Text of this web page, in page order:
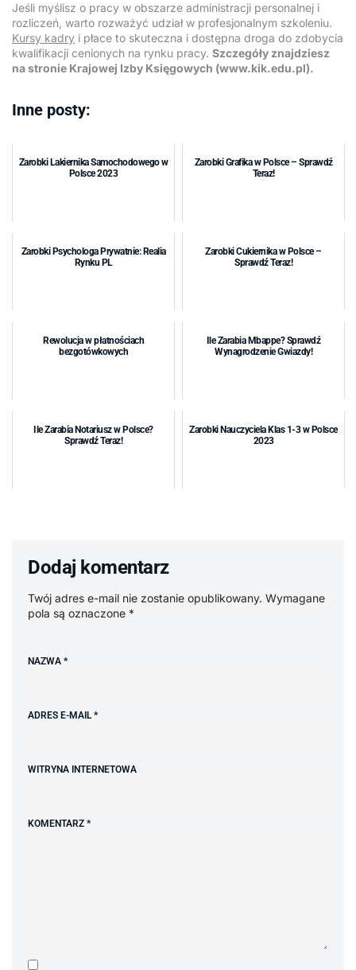
Jeśli myślisz o pracy w obszarze administracji personalnej i
rozliczeń, warto rozważyć udział w profesjonalnym szkoleniu.
Kursy kadry i płace to skuteczna i dostępna droga do zdobycia
kwalifikacji cenionych na rynku pracy. Szczegóły znajdziesz
na stronie Krajowej Izby Księgowych (www.kik.edu.pl).
Inne posty:
Zarobki Lakiernika Samochodowego w
Polsce 2023
Zarobki Grafika w Polsce – Sprawdź
Teraz!
Zarobki Psychologa Prywatnie: Realia
Rynku PL
Zarobki Cukiernika w Polsce –
Sprawdź Teraz!
Rewolucja w płatnościach
bezgotówkowych
Ile Zarabia Mbappe? Sprawdź
Wynagrodzenie Gwiazdy!
Ile Zarabia Notariusz w Polsce?
Sprawdź Teraz!
Zarobki Nauczyciela Klas 1-3 w Polsce
2023
Dodaj komentarz
Twój adres e-mail nie zostanie opublikowany. Wymagane
pola są oznaczone *
NAZWA *
ADRES E-MAIL*
WITRYNA INTERNETOWA
KOMENTARZ *